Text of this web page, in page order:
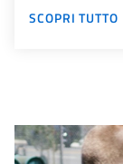
SCOPRI TUTTO